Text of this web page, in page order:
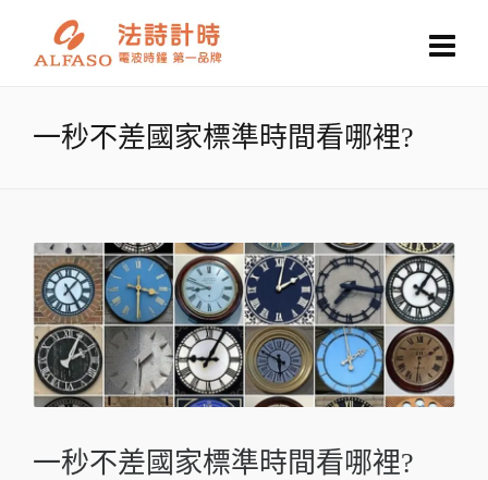
一秒不差國家標準時間看哪裡?
一秒不差國家標準時間看哪裡?